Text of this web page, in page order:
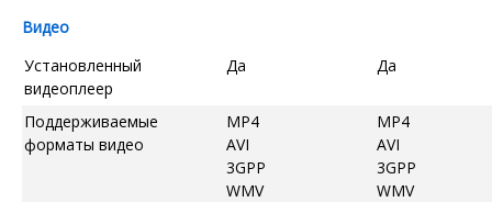
Видео
Установленный
видеоплеер
Да Да
Поддерживаемые
форматы видео
MP4
AVI
3GPP
WMV
MP4
AVI
3GPP
WMV